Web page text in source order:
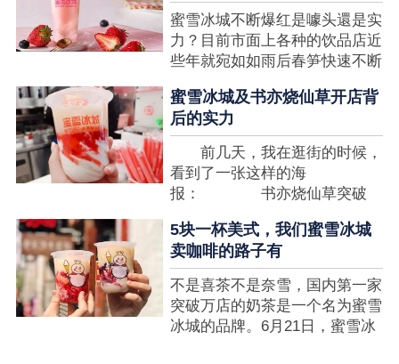
商品，投资者为什么会看不见在
其中的创业商机呢?许多投资者
都会了解我开一家蜜雪冰城要多
少钱?....
蜜雪冰城不断爆红是噱头還是实
力？目前市面上各种的饮品店近
些年就宛如如雨后春笋快速不断
有运营不小心便会被取代，由于
受年青人的喜爱，再加全国人民
的经济发展水准提升，奶茶饮品
行业发展趋势快速，因此 这一
制造行业有着十分....
蜜雪冰城及书亦烧仙草开店背
后的实力
前几天，我在逛街的时候，
看到了一张这样的海
报： 书亦烧仙草突破
了，这个连名字都没怎么听过的
奶茶店，怎么就悄咪咪地开了这
么多家了？ 也许大家对
5000 家店是什么量级没什么概
念，我来给对....
5块一杯美式，我们蜜雪冰城
卖咖啡的路子有
不是喜茶不是奈雪，国内第一家
突破万店的奶茶是一个名为蜜雪
冰城的品牌。6月21日，蜜雪冰